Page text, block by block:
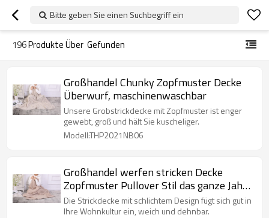
Bitte geben Sie einen Suchbegriff ein
196Produkte Über Gefunden
Großhandel Chunky Zopfmuster Decke
Überwurf, maschinenwaschbar
Unsere Grobstrickdecke mit Zopfmuster ist enger
gewebt, groß und hält Sie kuscheliger.
Modell:THP2021NB06
Großhandel werfen stricken Decke
Zopfmuster Pullover Stil das ganze Jahr
über Geschenk
Die Strickdecke mit schlichtem Design fügt sich gut in
Ihre Wohnkultur ein, weich und dehnbar.